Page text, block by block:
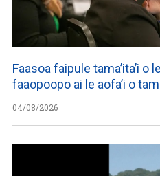
Faasoa faipule tama’ita’i o
faaopoopo ai le aofa’i o
04/08/2026